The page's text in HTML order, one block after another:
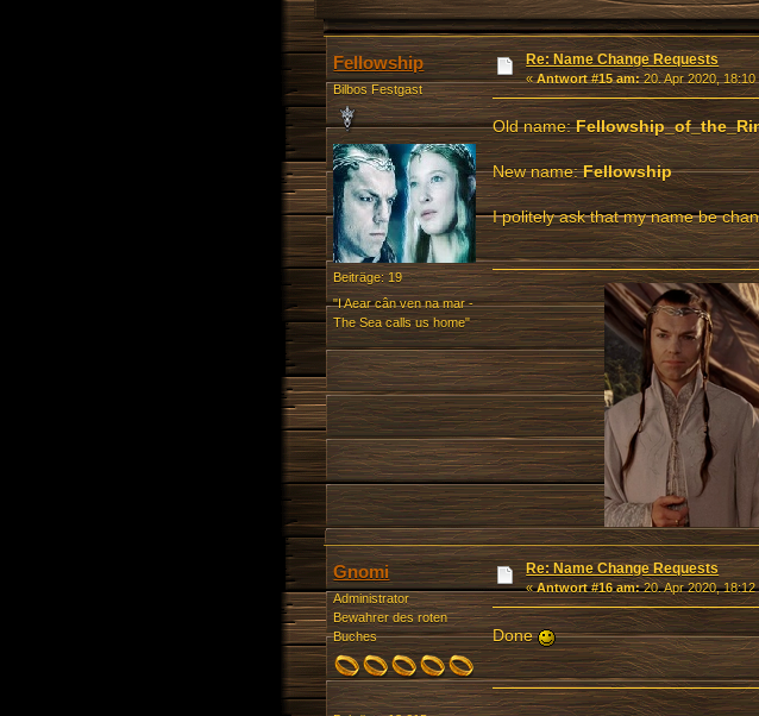
Fellowship
Bilbos Festgast
Beiträge: 19
"I Aear cân ven na mar -
The Sea calls us home"
Re: Name Change Requests
«Antwort #15 am:20. Apr 2020, 18:10
Old name:
New name:Fellowship
I politely ask that my name be
Gnomi
Administrator
Bewahrer des roten
Buches
Re: Name Change Requests
«Antwort #16 am:20. Apr 2020, 18:12
Done